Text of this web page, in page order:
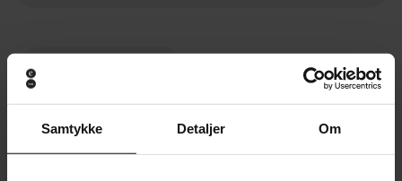
Samtykke Detaljer Om